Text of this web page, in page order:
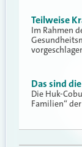
Teilweise
Im Rahmen
Das sind
Die Huk-
Familien“